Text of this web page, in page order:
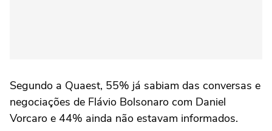
Segundo a Quaest, 55% já sabiam das conversas e
negociações de Flávio Bolsonaro com Daniel
Vorcaro e 44% ainda não estavam informados.